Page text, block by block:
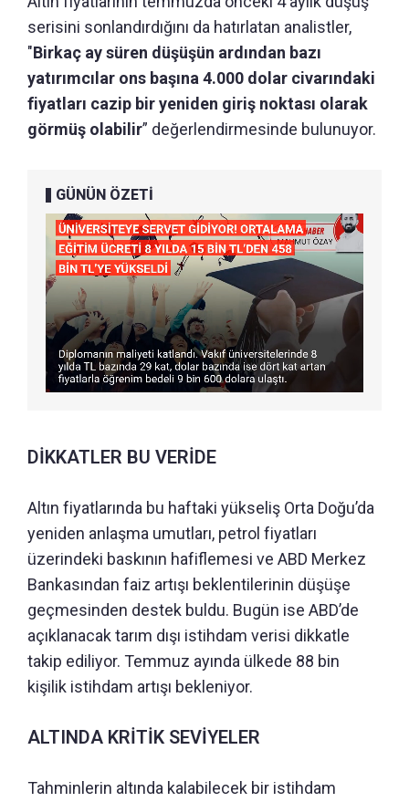
serisini sonlandırdığını da hatırlatan analistler,
"Birkaç ay süren düşüşün ardından bazı
yatırımcılar ons başına 4.000 dolar civarındaki
fiyatları cazip bir yeniden giriş noktası olarak
görmüş olabilir” değerlendirmesinde bulunuyor.
GÜNÜN ÖZETİ
DİKKATLER BU VERİDE
Altın fiyatlarında bu haftaki yükseliş Orta Doğu’da
yeniden anlaşma umutları, petrol fiyatları
üzerindeki baskının hafiflemesi ve ABD Merkez
Bankasından faiz artışı beklentilerinin düşüşe
geçmesinden destek buldu. Bugün ise ABD’de
açıklanacak tarım dışı istihdam verisi dikkatle
takip ediliyor. Temmuz ayında ülkede 88 bin
kişilik istihdam artışı bekleniyor.
ALTINDA KRİTİK SEVİYELER
Tahminlerin altında kalabilecek bir istihdam